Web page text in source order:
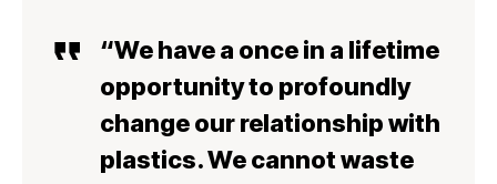
“We have a once in a lifetime
opportunity to profoundly
change our relationship with
plastics. We cannot waste